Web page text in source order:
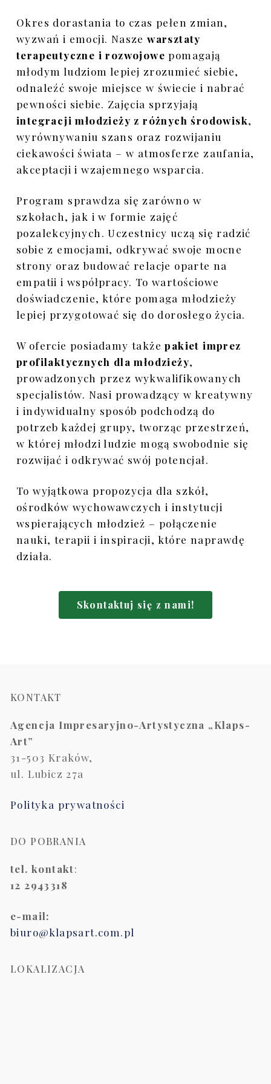
Galeria gadów
Okres dorastania to czas pełen zmian,
wyzwań i emocji. Naszewarsztaty
terapeutyczne i rozwojowe pomagają
młodym ludziom lepiej zrozumieć siebie,
odnaleźć swoje miejsce w świecie i nabrać
pewności siebie. Zajęcia sprzyjają
integracji młodzieży z różnych środowisk,
wyrównywaniu szans oraz rozwijaniu
ciekawości świata – w atmosferze zaufania,
akceptacji i wzajemnego wsparcia.
Program sprawdza się zarówno w
szkołach, jak i w formie zajęć
pozalekcyjnych. Uczestnicy uczą się radzić
sobie z emocjami, odkrywać swoje mocne
strony oraz budować relacje oparte na
empatii i współpracy. To wartościowe
doświadczenie, które pomaga młodzieży
lepiej przygotować się do dorosłego życia.
W ofercie posiadamy takżepakiet imprez
profilaktycznych dla młodzieży,
prowadzonych przez wykwalifikowanych
specjalistów. Nasi prowadzący w kreatywny
i indywidualny sposób podchodzą do
potrzeb każdej grupy, tworząc przestrzeń,
w której młodzi ludzie mogą swobodnie się
rozwijać i odkrywać swój potencjał.
To wyjątkowa propozycja dla szkół,
ośrodków wychowawczych i instytucji
wspierających młodzież – połączenie
nauki, terapii i inspiracji, które naprawdę
działa.
Skontaktuj się z nami!
KONTAKT
Agencja Impresaryjno-Artystyczna „Klaps-
Art”
31-503 Kraków,
ul. Lubicz 27a
Polityka prywatności
DO POBRANIA
tel. kontakt:
12 2943318
e-mail:
biuro@klapsart.com.pl
LOKALIZACJA